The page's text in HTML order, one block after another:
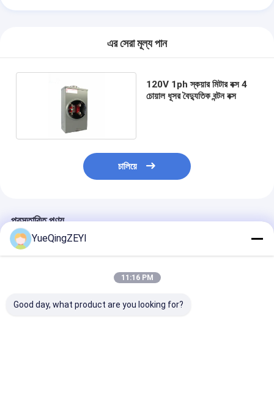
এর সেরা মূল্য পান
120V 1ph স্কয়ার মিটার বক্স 4
চোয়াল ধূসর বৈদ্যুতিক বন্টন বক্স
চালিয়ে
প্রস্তাবিত পণ্য
YueQingZEYI
11:16 PM
Good day, what product are you looking for?